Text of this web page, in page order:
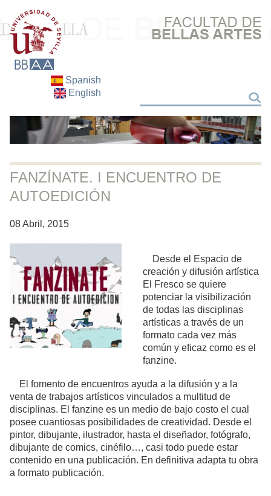
Spanish
English
Buscar
FANZÍNATE. I ENCUENTRO DE
AUTOEDICIÓN
08 Abril, 2015
Desde el Espacio de
creación y difusión artística
El Fresco se quiere
potenciar la visibilización
de todas las disciplinas
artísticas a través de un
formato cada vez más
común y eficaz como es el
fanzine.
El fomento de encuentros ayuda a la difusión y a la
venta de trabajos artísticos vinculados a multitud de
disciplinas. El fanzine es un medio de bajo costo el cual
posee cuantiosas posibilidades de creatividad. Desde el
pintor, dibujante, ilustrador, hasta el diseñador, fotógrafo,
dibujante de comics, cinéfilo…, casi todo puede estar
contenido en una publicación. En definitiva adapta tu obra
a formato publicación.